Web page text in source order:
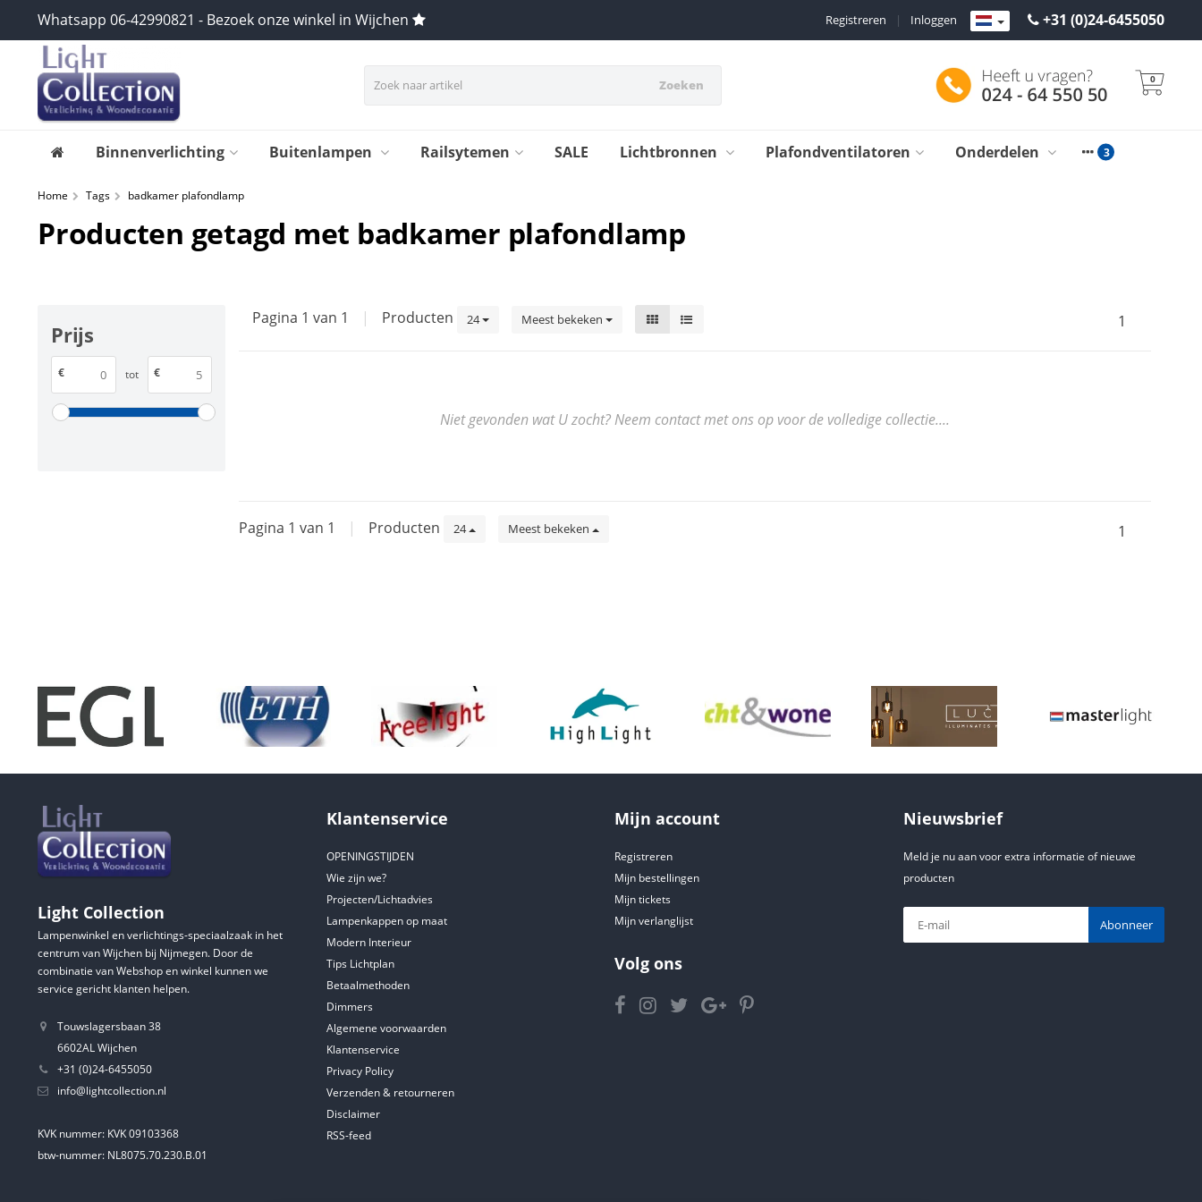
Whatsapp 06-42990821 - Bezoek onze winkel in Wijchen +31 (0)24-6455050
Inloggen
|
Registreren
Zoeken 0
Binnenverlichting Buitenlampen Railsytemen SALE Lichtbronnen Plafondventilatoren Onderdelen
Home Tags badkamer plafondlamp
Producten getagd met badkamer plafondlamp
Prijs
€ tot €
Pagina 1 van 1 | Producten 24 Meest bekeken 1
Niet gevonden wat U zocht? Neem contact met ons op voor de volledige collectie....
Pagina 1 van 1 | Producten 24 Meest bekeken 1
Light Collection
Lampenwinkel en verlichtings-speciaalzaak in het
centrum van Wijchen bij Nijmegen. Door de
combinatie van Webshop en winkel kunnen we
service gericht klanten helpen.
Touwslagersbaan 38
6602AL Wijchen
+31 (0)24-6455050
info@lightcollection.nl
KVK nummer: KVK 09103368
btw-nummer: NL8075.70.230.B.01
Klantenservice
OPENINGSTIJDEN
Wie zijn we?
Projecten/Lichtadvies
Lampenkappen op maat
Modern Interieur
Tips Lichtplan
Betaalmethoden
Dimmers
Algemene voorwaarden
Klantenservice
Privacy Policy
Verzenden & retourneren
Disclaimer
RSS-feed
Mijn account
Registreren
Mijn bestellingen
Mijn tickets
Mijn verlanglijst
Volg ons
Nieuwsbrief
Meld je nu aan voor extra informatie of nieuwe
producten
Abonneer